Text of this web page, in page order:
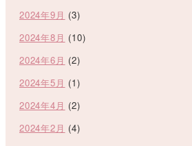
2024年9月 (3)
2024年8月 (10)
2024年6月 (2)
2024年5月 (1)
2024年4月 (2)
2024年2月 (4)